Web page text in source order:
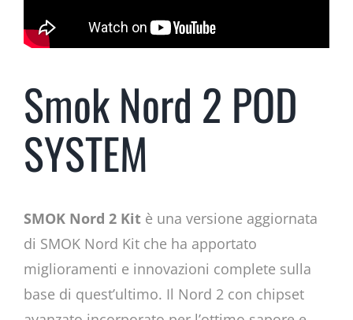
Smok Nord 2 POD
SYSTEM
SMOK Nord 2 Kitè una versione aggiornata
di SMOK Nord Kit che ha apportato
miglioramenti e innovazioni complete sulla
base di quest’ultimo. Il Nord 2 con chipset